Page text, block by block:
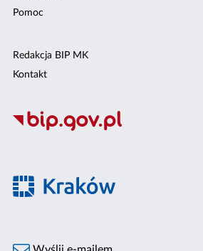
Pomoc
Redakcja BIP MK
Kontakt